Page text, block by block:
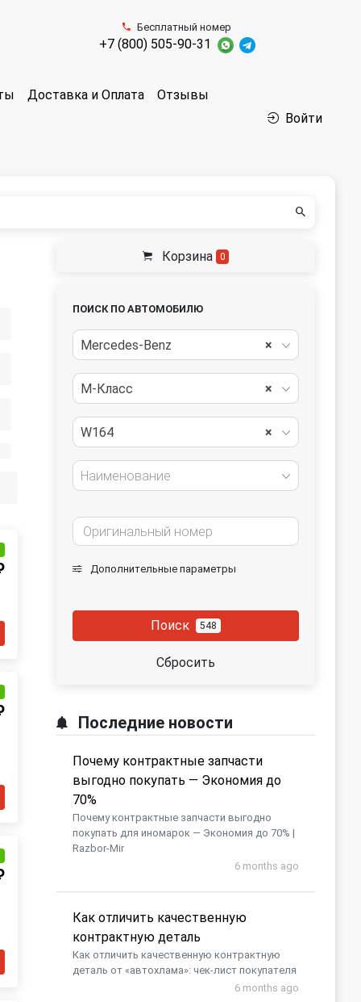
Бесплатный номер
+7 (800) 505-90-31
Доставка и Оплата Отзывы
Войти
Корзина 0
ПОИСК ПО АВТОМОБИЛЮ
×
Mercedes-Benz
×
M-Класс
×
W164
Наименование
Дополнительные параметры
Поиск 548
Сбросить
Последние новости
Почему контрактные запчасти
выгодно покупать — Экономия до
70%
Почему контрактные запчасти выгодно
покупать для иномарок — Экономия до 70% |
Razbor-Mir
6 months ago
Как отличить качественную
контрактную деталь
Как отличить качественную контрактную
деталь от «автохлама»: чек-лист покупателя
6 months ago